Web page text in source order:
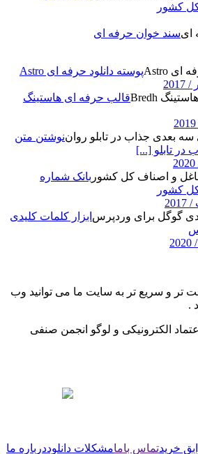
کشور
سند خوان حرفه ای
پوسته دانلود حرفه ای Astro
قالب حرفه ای هاستینگ
نوشتن متن
تابلو [...]
بانک شماره
کشور
ابزار کلمات کلیدی
تر و سریع تر به سایت ما می توانید وب
.
الکترونیکی و لوگو انجمن صنفی
خریدتماس بامامشکلات دانلوددرباره ما